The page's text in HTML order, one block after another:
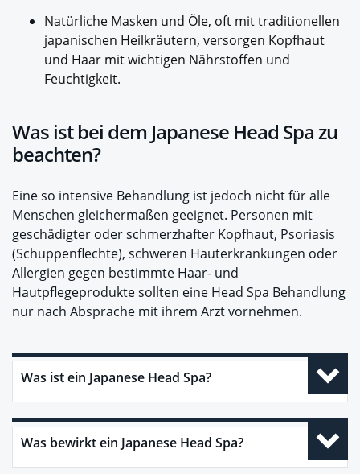
Natürliche Masken und Öle, oft mit traditionellen
japanischen Heilkräutern, versorgen Kopfhaut
und Haar mit wichtigen Nährstoffen und
Feuchtigkeit.
Was ist bei dem Japanese Head Spa zu
beachten?
Eine so intensive Behandlung ist jedoch nicht für alle
Menschen gleichermaßen geeignet. Personen mit
geschädigter oder schmerzhafter Kopfhaut, Psoriasis
(Schuppenflechte), schweren Hauterkrankungen oder
Allergien gegen bestimmte Haar- und
Hautpflegeprodukte sollten eine Head Spa Behandlung
nur nach Absprache mit ihrem Arzt vornehmen.
Was ist ein Japanese Head Spa?
Was bewirkt ein Japanese Head Spa?